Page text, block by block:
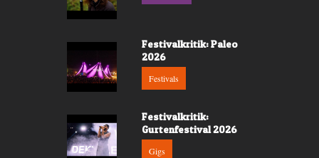
Festivalkritik: Paleo
2026
Festivals
Festivalkritik:
Gurtenfestival 2026
Gigs